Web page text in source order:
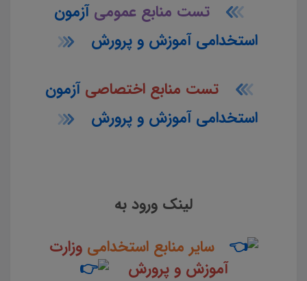
تست منابع عمومی آزمون
استخدامی آموزش و پرورش
تست منابع اختصاصی آزمون
استخدامی آموزش و پرورش
لینک ورود به
سایر منابع استخدامیوزارت
آموزش و پرورش